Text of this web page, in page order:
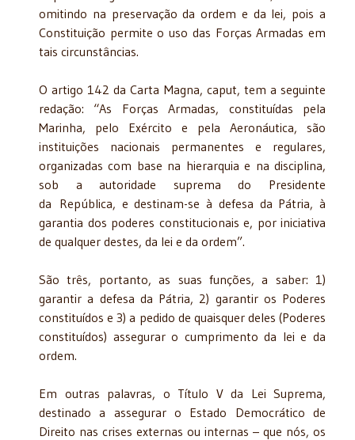
omitindo na preservação da ordem e da lei, pois a
Constituição permite o uso das Forças Armadas em
tais circunstâncias.
O artigo 142 da Carta Magna, caput, tem a seguinte
redação: “As Forças Armadas, constituídas pela
Marinha, pelo Exército e pela Aeronáutica, são
instituições nacionais permanentes e regulares,
organizadas com base na hierarquia e na disciplina,
sob a autoridade suprema do Presidente
da República, e destinam-se à defesa da Pátria, à
garantia dos poderes constitucionais e, por iniciativa
de qualquer destes, da lei e da ordem”.
São três, portanto, as suas funções, a saber: 1)
garantir a defesa da Pátria, 2) garantir os Poderes
constituídos e 3) a pedido de quaisquer deles (Poderes
constituídos) assegurar o cumprimento da lei e da
ordem.
Em outras palavras, o Título V da Lei Suprema,
destinado a assegurar o Estado Democrático de
Direito nas crises externas ou internas – que nós, os